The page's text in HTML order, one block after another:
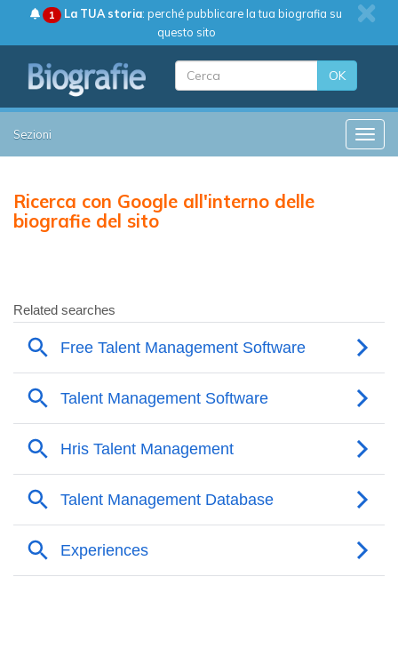
1 La TUA storia: perché pubblicare la tua biografia su
questo sito
OK
Sezioni
Ricerca con Google all'interno delle
biografie del sito